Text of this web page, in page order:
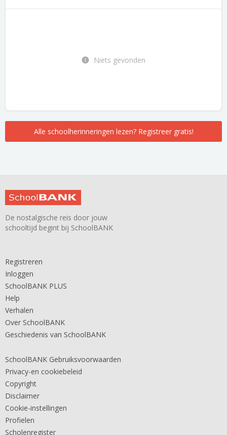
Niets gevonden
Alle schoolherinneringen lezen? Registreer gratis!
De nostalgische reis door jouw
schooltijd begint bij SchoolBANK
Registreren
Inloggen
SchoolBANK PLUS
Help
Verhalen
Over SchoolBANK
Geschiedenis van SchoolBANK
SchoolBANK Gebruiksvoorwaarden
Privacy-en cookiebeleid
Copyright
Disclaimer
Cookie-instellingen
Profielen
Scholenregister